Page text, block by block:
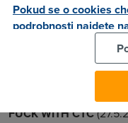
(26.5.2004
:-)) Takový jako ty
FUCK WITH CTC
Pokud se o cookies
podrobnosti najdete